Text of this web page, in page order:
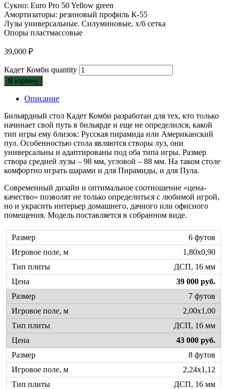
Сукно: Euro Pro 50 Yellow green
Амортизаторы: резиновый профиль К-55
Лузы универсальные. Силуминовые, х/б сетка
Опоры пластмассовые
39,000 ₽
Кадет Комби quantity
В корзину
Описание
Бильярдный стол Кадет Комби разработан для тех, кто только
начинает свой путь в бильярде и еще не определился, какой
тип игры ему близок: Русская пирамида или Американский
пул. Особенностью стола являются створы луз, они
универсальны и адаптированы под оба типа игры. Размер
створа средней лузы – 98 мм, угловой – 88 мм. На таком столе
комфортно играть шарами и для Пирамиды, и для Пула.
Современный дизайн и оптимальное соотношение «цена-
качество» позволят не только определиться с любимой игрой,
но и украсить интерьер домашнего, дачного или офисного
помещения. Модель поставляется в собранном виде.
6 футов
1,80х0,90
ДСП, 16 мм
39 000 руб.
7 футов
2,00х1,00
ДСП, 16 мм
43 000 руб.
8 футов
2,24х1,12
ДСП, 16 мм